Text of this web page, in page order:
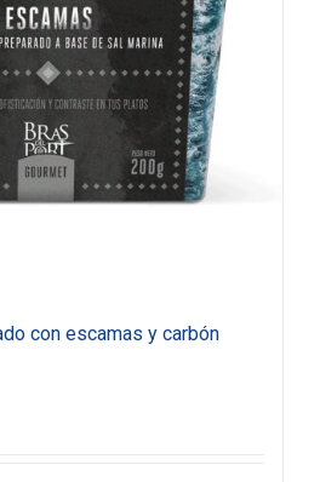
con escamas y carbón